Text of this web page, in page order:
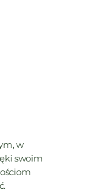
w
swoim